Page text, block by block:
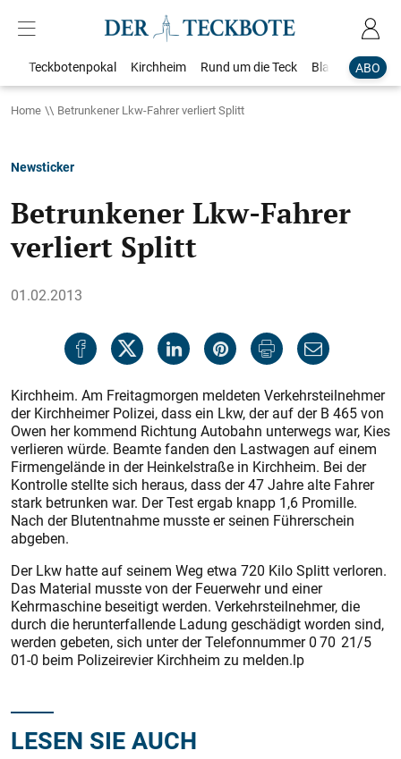
ABO
Teckbotenpokal Kirchheim Rund um die Teck Blaulicht
Home Betrunkener Lkw-Fahrer verliert Splitt
Newsticker
Betrunkener Lkw-Fahrer
verliert Splitt
01.02.2013
Kirchheim. Am Freitagmorgen meldeten Verkehrsteilnehmer
der Kirchheimer Polizei, dass ein Lkw, der auf der B 465 von
Owen her kommend Richtung Autobahn unterwegs war, Kies
verlieren würde. Beamte fanden den Lastwagen auf einem
Firmengelände in der Heinkelstraße in Kirchheim. Bei der
Kontrolle stellte sich heraus, dass der 47 Jahre alte Fahrer
stark betrunken war. Der Test ergab knapp 1,6 Promille.
Nach der Blutentnahme musste er seinen Führerschein
abgeben.
Der Lkw hatte auf seinem Weg etwa 720 Kilo Splitt verloren.
Das Material musste von der Feuerwehr und einer
Kehrmaschine beseitigt werden. Verkehrsteilnehmer, die
durch die herunterfallende Ladung geschädigt worden sind,
werden gebeten, sich unter der Telefonnummer 0 70 21/5
01-0 beim Polizeirevier Kirchheim zu melden.lp
LESEN SIE AUCH